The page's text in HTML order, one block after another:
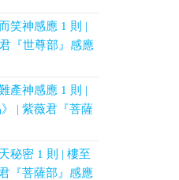
笑神感應 1 則 |
『世尊部』感應
產神感應 1 則 |
| 紫薇君『菩薩
秘密 1 則 | 樓至
『菩薩部』感應